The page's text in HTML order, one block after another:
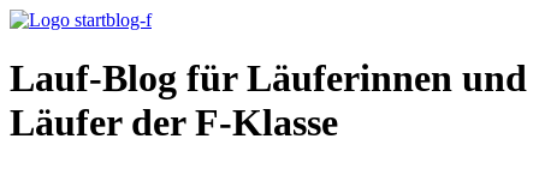
Lauf-Blog für Läuferinnen und
Läufer der F-Klasse